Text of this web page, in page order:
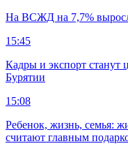
На ВСЖД на 7,7%
15:45
Кадры и экспорт станут
Бурятии
15:08
Ребенок, жизнь, семья:
считают главным